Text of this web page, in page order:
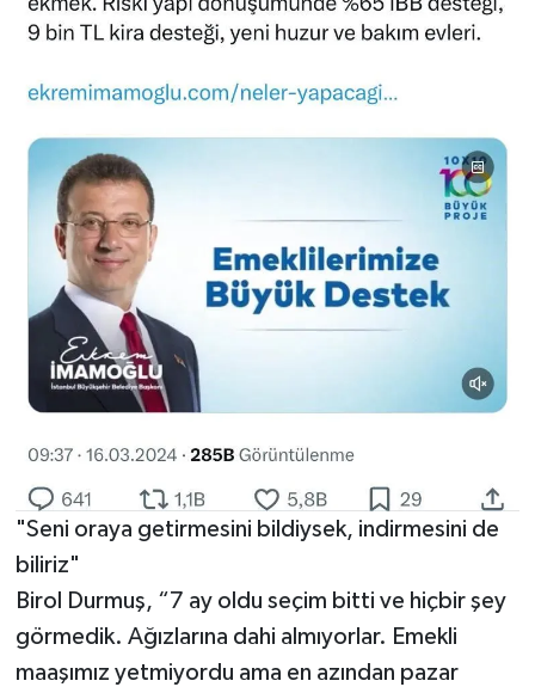
"Seni oraya getirmesini bildiysek, indirmesini de
biliriz"
Birol Durmuş, “7 ay oldu seçim bitti ve hiçbir şey
görmedik. Ağızlarına dahi almıyorlar. Emekli
maaşımız yetmiyordu ama en azından pazar